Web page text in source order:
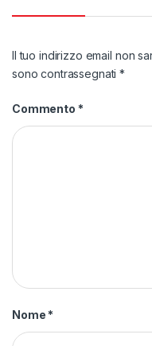
Il tuo indirizzo email non
sono contrassegnati*
Commento *
Nome *